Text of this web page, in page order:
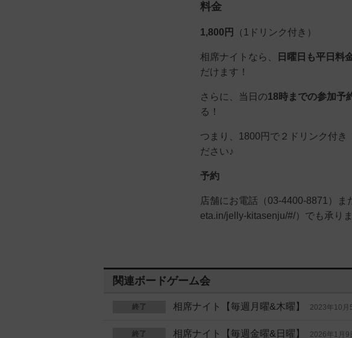
料金
1,800円 （1ドリンク付き）
相席ナイトなら、 日曜日も平日料
だけます！
さらに、当日の18時までの参加予
る！
つまり、1800円で２ドリンク付き
ださい♪
予約
店舗にお電話（03-4400-8871）
eta.in/jelly-kitasenju/#/）でも承りま
関連ボードゲーム会
終了 相席ナイト【毎週月曜&木曜】 2023年10月
終了 相席ナイト【毎週金曜&日曜】 2026年1月9